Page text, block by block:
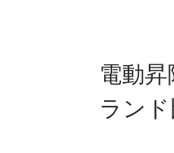
電動
ラン